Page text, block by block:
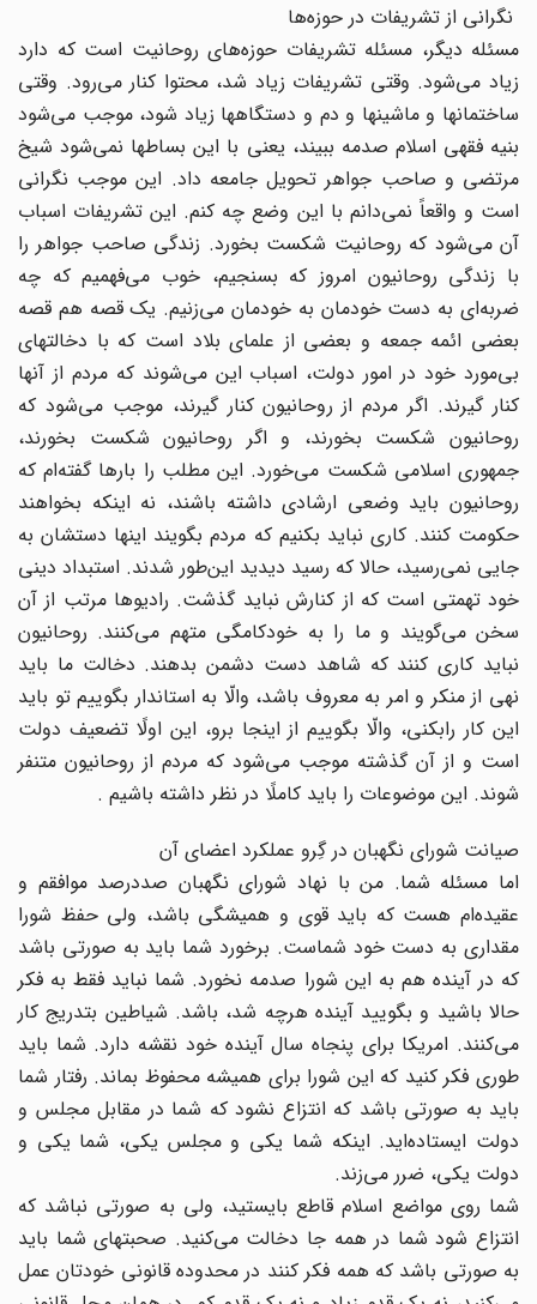
نگرانى از تشریفات در حوزه‌ها
مسئله دیگر، مسئله تشریفات حوزه‌هاى روحانیت است که دارد
زیاد مى‌شود. وقتى تشریفات زیاد شد، محتوا کنار مى‌رود. وقتى
ساختمانها و ماشینها و دم و دستگاهها زیاد شود، موجب مى‌شود
بنیه فقهى اسلام صدمه ببیند، یعنى با این بساطها نمى‌شود شیخ
مرتضى و صاحب جواهر تحویل جامعه داد. این موجب نگرانى
است و واقعاً نمى‌دانم با این وضع چه کنم. این تشریفات اسباب
آن مى‌شود که روحانیت شکست بخورد. زندگى صاحب جواهر را
با زندگى روحانیون امروز که بسنجیم، خوب مى‌فهمیم که چه
ضربه‌اى‌ به دست خودمان به خودمان مى‌زنیم. یک قصه هم قصه
بعضى ائمه جمعه و بعضى از علماى بلاد است که با دخالتهاى
بى‌مورد خود در امور دولت، اسباب این مى‌شوند که مردم از آنها
کنار گیرند. اگر مردم از روحانیون کنار گیرند، موجب مى‌شود که
روحانیون شکست بخورند، و اگر روحانیون شکست بخورند،
جمهورى اسلامى شکست مى‌خورد. این مطلب را بارها گفته‌ام که
روحانیون باید وضعى ارشادى داشته باشند، نه اینکه بخواهند
حکومت کنند. کارى نباید بکنیم که مردم بگویند اینها دستشان به
جایى نمى‌رسید، حالا که رسید دیدید این‌طور شدند. استبداد دینى
خود تهمتى است که از کنارش نباید گذشت. رادیوها مرتب از آن
سخن مى‌گویند و ما را به خودکامگى متهم مى‌کنند. روحانیون
نباید کارى کنند که شاهد دست دشمن بدهند. دخالت ما باید
نهى از منکر و امر به معروف باشد، والّا به استاندار بگوییم تو باید
این کار رابکنى، والّا بگوییم از اینجا برو، این اولًا تضعیف دولت
است و از آن گذشته موجب مى‌شود که مردم از روحانیون متنفر
شوند. این موضوعات را باید کاملًا در نظر داشته باشیم .
صیانت شوراى نگهبان در گِرو عملکرد اعضاى آن
اما مسئله شما. من با نهاد شوراى نگهبان صددرصد موافقم و
عقیده‌ام هست که باید قوى و همیشگى باشد، ولى حفظ شورا
مقدارى به دست خود شماست. برخورد شما باید به صورتى باشد
که در آینده هم به این شورا صدمه نخورد. شما نباید فقط به فکر
حالا باشید و بگویید آینده هرچه شد، باشد. شیاطین بتدریج کار
مى‌کنند. امریکا براى پنجاه سال آینده خود نقشه دارد. شما باید
طورى فکر کنید که این شورا براى همیشه محفوظ بماند. رفتار شما
باید به صورتى باشد که انتزاع نشود که شما در مقابل مجلس و
دولت ایستاده‌اید. اینکه شما یکى و مجلس یکى، شما یکى و
دولت یکى، ضرر مى‌زند.
شما روى مواضع اسلام قاطع بایستید، ولى به صورتى نباشد که
انتزاع شود شما در همه جا دخالت مى‌کنید. صحبتهاى شما باید
به صورتى باشد که همه فکر کنند در محدوده قانونى خودتان عمل